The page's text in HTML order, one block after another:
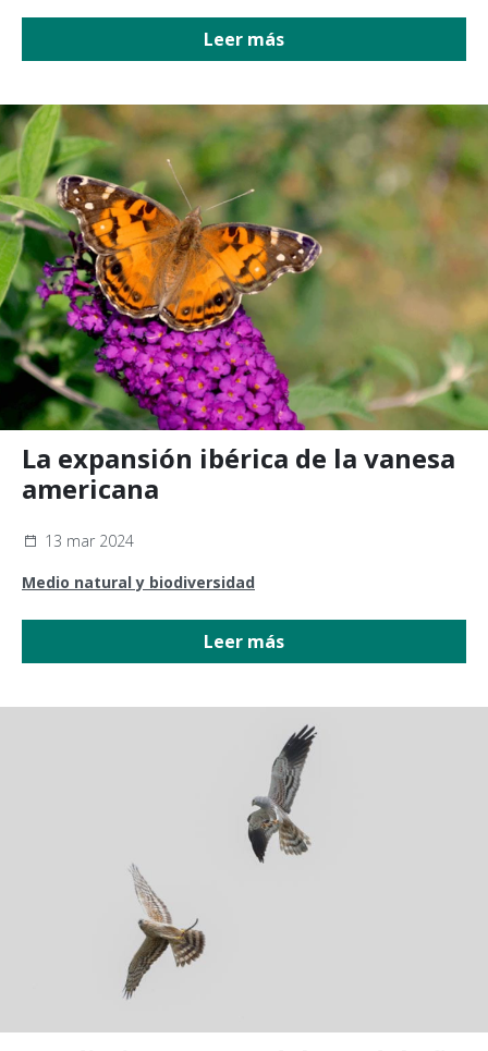
Leer más
La expansión ibérica de la vanesa
americana
13 mar 2024
Medio natural y biodiversidad
Leer más